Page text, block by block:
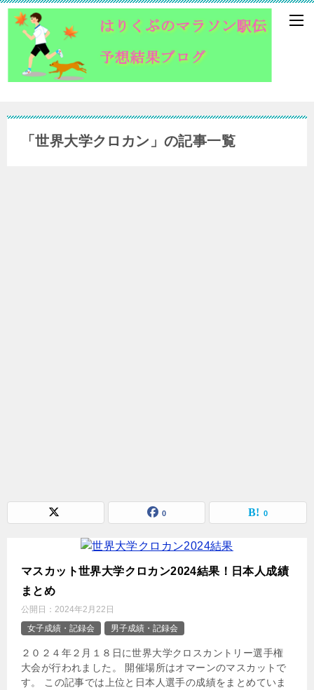
「世界大学クロカン」の記事一覧
0 0
マスカット世界大学クロカン2024結果！日本人成績
まとめ
公開日： 2024年2月22日
女子成績・記録会
男子成績・記録会
２０２４年２月１８日に世界大学クロスカントリー選手権
大会が行われました。 開催場所はオマーンのマスカットで
す。 この記事では上位と日本人選手の成績をまとめていま